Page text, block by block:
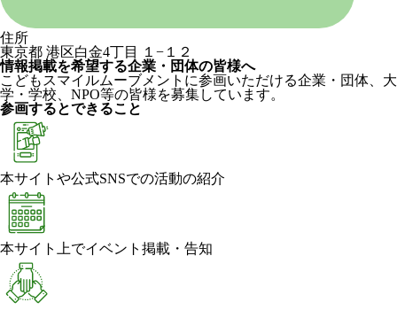
住所
東京都 港区白金4丁目 １−１２
情報掲載を希望する企業・団体の皆様へ
こどもスマイルムーブメントに参画いただける企業・団体、大
学・学校、NPO等の皆様を募集しています。
参画するとできること
本サイトや公式SNSでの活動の紹介
本サイト上でイベント掲載・告知